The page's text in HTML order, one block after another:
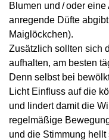
Blumen und / oder
anregende Düfte
Maiglöckchen).
Zusätzlich sollten sich
aufhalten, am besten
Denn selbst bei
Licht Einfluss auf die
und lindert damit die
regelmäßige
und die Stimmung hellt